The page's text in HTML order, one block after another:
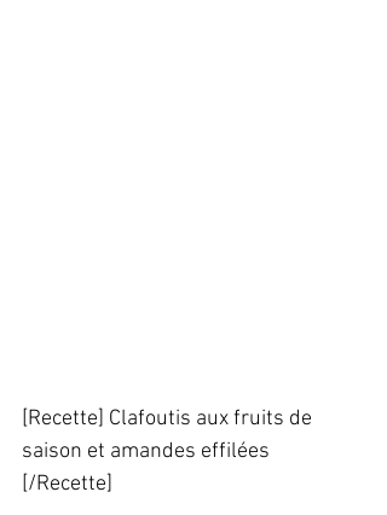
[Recette] Clafoutis aux fruits de
saison et amandes effilées
[/Recette]